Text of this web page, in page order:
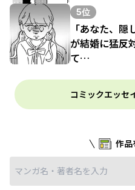
5位
「あなた、
が結婚に猛反
て…
コミックエッセ
作品